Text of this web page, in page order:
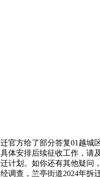
官方给了部分答复01越
体安排后续征收工作，
计划。如你还有其他疑
调查，兰亭街道2024年